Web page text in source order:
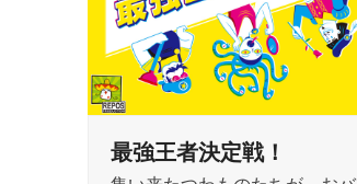
最強王者決定戦！